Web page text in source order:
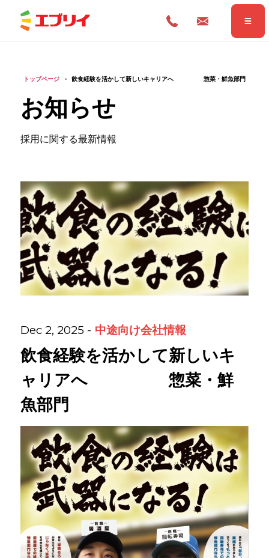
Home ホーム
News
About 企業について
Regular
Partner パート・アルバイト採用
Newer 新卒採用
いますぐ応募する
お知らせ
採用に関する最新情報
トップページ - 飲食経験を活かして新しいキャリアへ 惣菜・鮮魚部門
Dec 2, 2025 中途向け会社情報
飲食経験を活かして新しいキ
ャリアへ 惣菜・鮮
魚部門